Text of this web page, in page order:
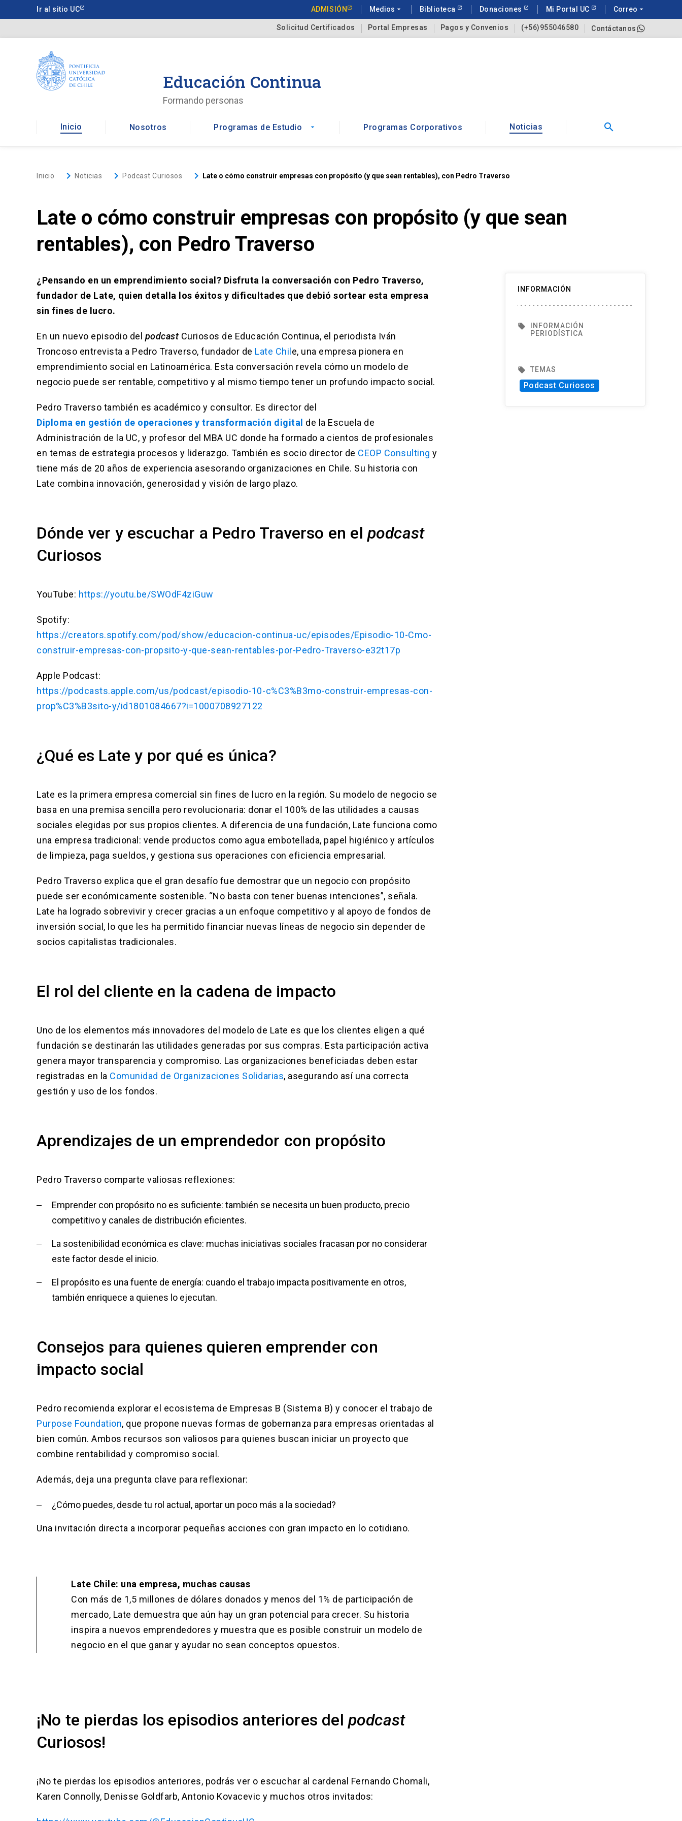
a
Ir al sitio UC ADMISIÓN Medios arrow_drop_down Biblioteca Donaciones Mi Portal UC Correo arrow_drop_down
Solicitud Certificados Portal Empresas Pagos y Convenios (+56)955046580 Contáctanos
Educación Continua
Formando personas
Inicio Nosotros Programas de Estudio arrow_drop_down Programas Corporativos Noticias search
Inicio keyboard_arrow_rightNoticias keyboard_arrow_rightPodcast Curiosos keyboard_arrow_right Late o cómo construir empresas con propósito (y que sean rentables), con Pedro Traverso
Late o cómo construir empresas con propósito (y que sean
rentables), con Pedro Traverso
¿Pensando en un emprendimiento social? Disfruta la conversación con Pedro Traverso,
fundador de Late, quien detalla los éxitos y dificultades que debió sortear esta empresa
sin fines de lucro.
En un nuevo episodio del podcast Curiosos de Educación Continua, el periodista Iván
Troncoso entrevista a Pedro Traverso, fundador de Late Chil e, una empresa pionera en
emprendimiento social en Latinoamérica. Esta conversación revela cómo un modelo de
negocio puede ser rentable, competitivo y al mismo tiempo tener un profundo impacto social.
Pedro Traverso también es académico y consultor. Es director del
Diploma en gestión de operaciones y transformación digital de la Escuela de
Administración de la UC, y profesor del MBA UC donde ha formado a cientos de profesionales
en temas de estrategia procesos y liderazgo. También es socio director de CEOP Consulting y
tiene más de 20 años de experiencia asesorando organizaciones en Chile. Su historia con
Late combina innovación, generosidad y visión de largo plazo.
Dónde ver y escuchar a Pedro Traverso en el podcast
Curiosos
YouTube: https://youtu.be/SWOdF4ziGuw
Spotify:
https://creators.spotify.com/pod/show/educacion-continua-uc/episodes/Episodio-10-Cmo-
construir-empresas-con-propsito-y-que-sean-rentables-por-Pedro-Traverso-e32t17p
Apple Podcast:
https://podcasts.apple.com/us/podcast/episodio-10-c%C3%B3mo-construir-empresas-con-
prop%C3%B3sito-y/id1801084667?i=1000708927122
¿Qué es Late y por qué es única?
Late es la primera empresa comercial sin fines de lucro en la región. Su modelo de negocio se
basa en una premisa sencilla pero revolucionaria: donar el 100% de las utilidades a causas
sociales elegidas por sus propios clientes. A diferencia de una fundación, Late funciona como
una empresa tradicional: vende productos como agua embotellada, papel higiénico y artículos
de limpieza, paga sueldos, y gestiona sus operaciones con eficiencia empresarial.
Pedro Traverso explica que el gran desafío fue demostrar que un negocio con propósito
puede ser económicamente sostenible. “No basta con tener buenas intenciones”, señala.
Late ha logrado sobrevivir y crecer gracias a un enfoque competitivo y al apoyo de fondos de
inversión social, lo que les ha permitido financiar nuevas líneas de negocio sin depender de
socios capitalistas tradicionales.
El rol del cliente en la cadena de impacto
Uno de los elementos más innovadores del modelo de Late es que los clientes eligen a qué
fundación se destinarán las utilidades generadas por sus compras. Esta participación activa
genera mayor transparencia y compromiso. Las organizaciones beneficiadas deben estar
registradas en la Comunidad de Organizaciones Solidarias, asegurando así una correcta
gestión y uso de los fondos.
Aprendizajes de un emprendedor con propósito
Pedro Traverso comparte valiosas reflexiones:
Emprender con propósito no es suficiente: también se necesita un buen producto, precio
competitivo y canales de distribución eficientes.
La sostenibilidad económica es clave: muchas iniciativas sociales fracasan por no considerar
este factor desde el inicio.
El propósito es una fuente de energía: cuando el trabajo impacta positivamente en otros,
también enriquece a quienes lo ejecutan.
Consejos para quienes quieren emprender con
impacto social
Pedro recomienda explorar el ecosistema de Empresas B (Sistema B) y conocer el trabajo de
Purpose Foundation, que propone nuevas formas de gobernanza para empresas orientadas al
bien común. Ambos recursos son valiosos para quienes buscan iniciar un proyecto que
combine rentabilidad y compromiso social.
Además, deja una pregunta clave para reflexionar:
¿Cómo puedes, desde tu rol actual, aportar un poco más a la sociedad?
Una invitación directa a incorporar pequeñas acciones con gran impacto en lo cotidiano.
Late Chile: una empresa, muchas causas
Con más de 1,5 millones de dólares donados y menos del 1% de participación de
mercado, Late demuestra que aún hay un gran potencial para crecer. Su historia
inspira a nuevos emprendedores y muestra que es posible construir un modelo de
negocio en el que ganar y ayudar no sean conceptos opuestos.
¡No te pierdas los episodios anteriores del podcast
Curiosos!
¡No te pierdas los episodios anteriores, podrás ver o escuchar al cardenal Fernando Chomali,
Karen Connolly, Denisse Goldfarb, Antonio Kovacevic y muchos otros invitados:
INFORMACIÓN
local_offer
INFORMACIÓN
PERIODÍSTICA
local_offer TEMAS
Podcast Curiosos